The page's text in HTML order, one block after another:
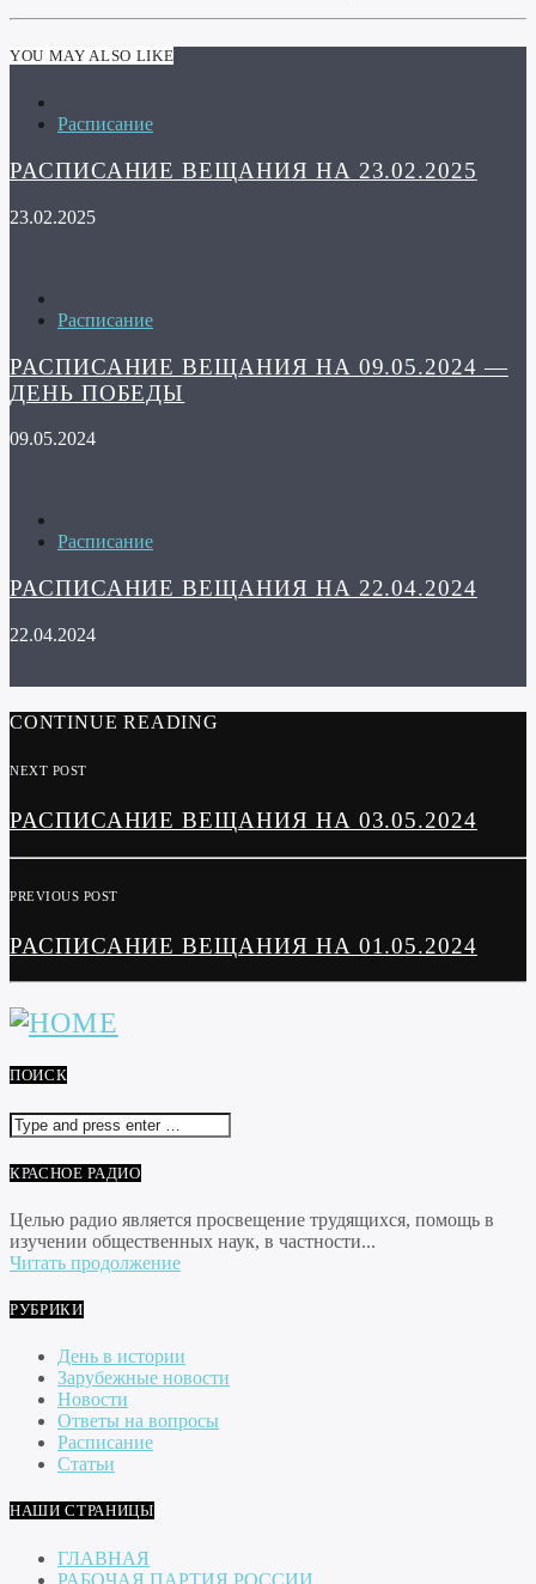
YOU MAY ALSO LIKE
Расписание
РАСПИСАНИЕ ВЕЩАНИЯ НА 23.02.2025
23.02.2025
Расписание
РАСПИСАНИЕ ВЕЩАНИЯ НА 09.05.2024 —
ДЕНЬ ПОБЕДЫ
09.05.2024
Расписание
РАСПИСАНИЕ ВЕЩАНИЯ НА 22.04.2024
22.04.2024
CONTINUE READING
NEXT POST
РАСПИСАНИЕ ВЕЩАНИЯ НА 03.05.2024
PREVIOUS POST
РАСПИСАНИЕ ВЕЩАНИЯ НА 01.05.2024
ПОИСК
КРАСНОЕ РАДИО
Целью радио является просвещение трудящихся, помощь в
изучении общественных наук, в частности...
Читать продолжение
РУБРИКИ
День в истории
Зарубежные новости
Новости
Ответы на вопросы
Расписание
Статьи
НАШИ СТРАНИЦЫ
ГЛАВНАЯ
РАБОЧАЯ ПАРТИЯ РОССИИ